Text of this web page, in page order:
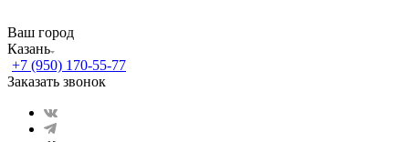
Ваш город
Казань
+7 (950) 170-55-77
Заказать звонок